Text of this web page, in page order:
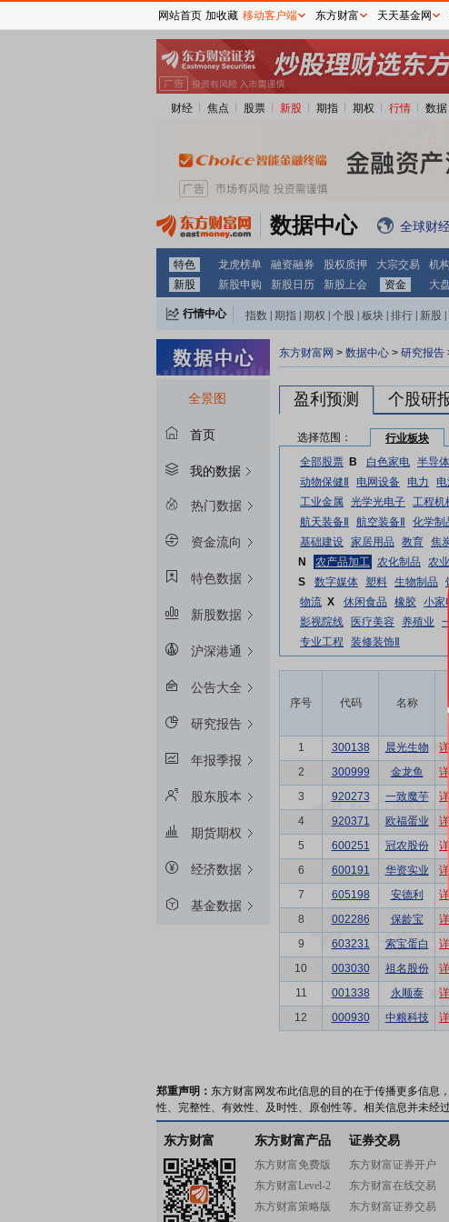
财经 焦点 股票 新股 期指 期权 行情 数据
数据中心 全球财
特色 龙虎榜单 融资融券 股权质押 大宗交易 机
新股
新股申购 新股日历 新股上会 资金 大
行情中心 指数 期指 期权 个股 板块 排行 新股
全景图
首页
我的数据
热门数据
资金流向
特色数据
新股数据
沪深港通
公告大全
研究报告
年报季报
股东股本
期货期权
经济数据
基金数据
东方财富网 > 数据中心 > 研究报告
盈利预测 个股研
选择范围： 行业板块
全部股票 B 白色家电 半导体
动物保健Ⅱ
电网设备 电力
工业金属 光学光电子 工程机
航天装备Ⅱ
航空装备Ⅱ 化学制
基础建设 家居用品 教育 焦
N
农产品加工 农化制品 农业
S
数字媒体 塑料 生物制品
物流 X 休闲食品 橡胶 小家电
影视院线
医疗美容 养殖业
专业工程
装修装饰Ⅱ
序号 代码 名称
1 300138 晨光生物 详
2
300999 金龙鱼 详
3
920273 一致魔芋 详
4
920371 欧福蛋业 详
5
600251 冠农股份 详
6
600191 华资实业 详
7
605198 安德利 详
8
002286 保龄宝 详
9
603231 索宝蛋白 详
10
003030 祖名股份
11
001338 永顺泰
12
000930 中粮科技
郑重声明： 东方财富网发布此信息的目的在于传播更多信息
性、完整性、有效性、及时性、原创性等。相关信息并未经
东方财富 东方财富产品
东方财富免费版
东方财富Level-2
东方财富策略版
证券交易
东方财富证券开户
东方财富在线交易
东方财富证券交易
网站首页 加收藏 移动客户端 东方财富 天天基金网